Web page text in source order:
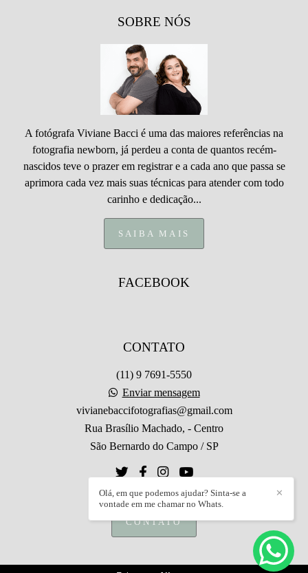
SOBRE NÓS
A fotógrafa Viviane Bacci é uma das maiores referências na
fotografia newborn, já perdeu a conta de quantos recém-
nascidos teve o prazer em registrar e a cada ano que passa se
aprimora cada vez mais suas técnicas para atender com todo
carinho e dedicação...
SAIBA MAIS
FACEBOOK
CONTATO
(11) 9 7691-5550
Enviar mensagem
vivianebaccifotografias@gmail.com
Rua Brasílio Machado, - Centro
São Bernardo do Campo / SP
CONTATO
✕
Olá, em que podemos ajudar? Sinta-se a
vontade em me chamar no Whats.